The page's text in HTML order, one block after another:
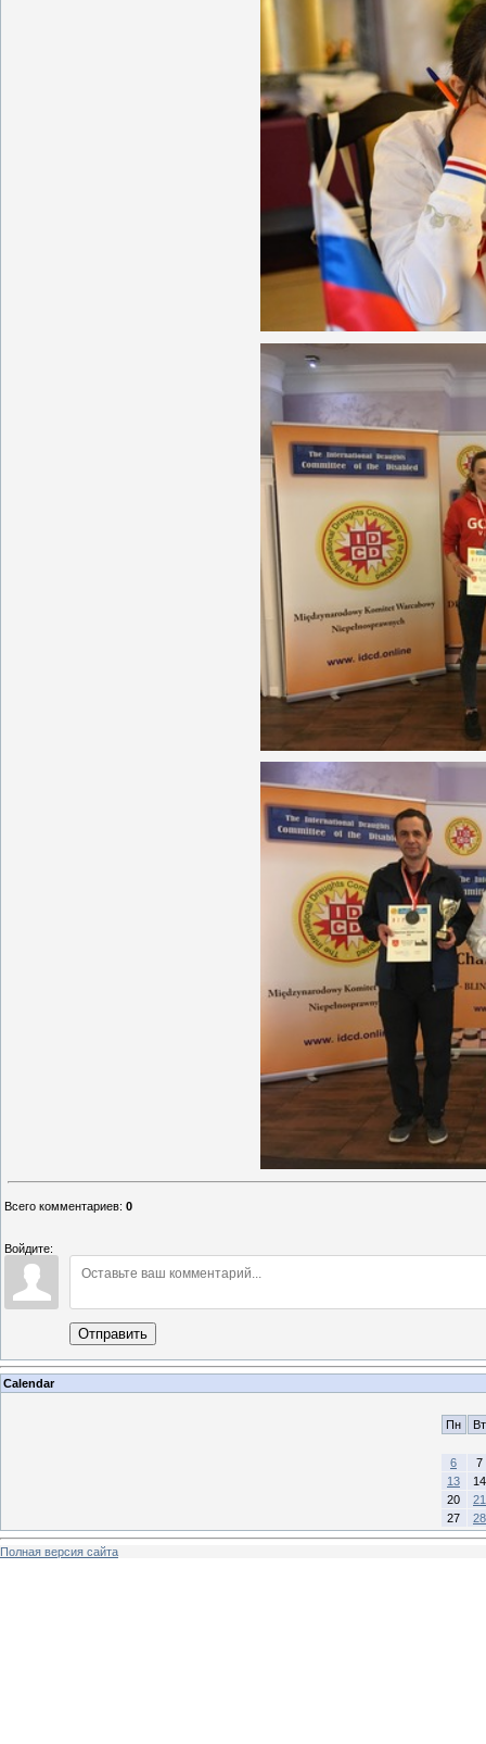
Всего комментариев: 0
Войдите:
Отправить
Calendar
Пн Вт
6
7
13
14
20
21
27
28
Полная версия сайта